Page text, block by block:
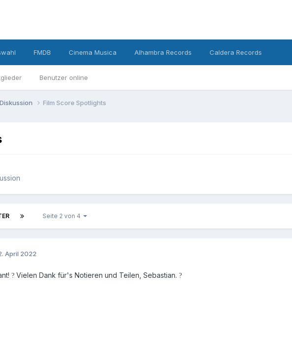
Benutzer online
FMDB Cinema Musica Alhambra Records Caldera Records
Film Score Spotlights
Seite 2 von 4
April 2022
? Vielen Dank für's Notieren und Teilen, Sebastian. ?